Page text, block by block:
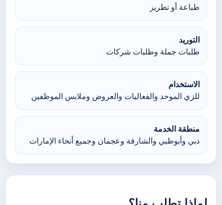
طباعة أو تطريز
التوريد
طلبات جملة وطلبات شركات
الاستخدام
للزي الموحد والفعاليات والعروض وملابس الموظفين
منطقة الخدمة
دبي وأبوظبي والشارقة وعجمان وجميع أنحاء الإمارات